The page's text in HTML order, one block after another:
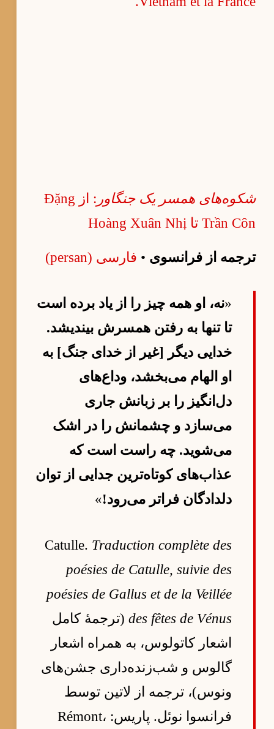
شکوه‌های همسر یک جنگاور
: از Đặng
Trần Côn تا Hoàng Xuân Nhị
ترجمه از فرانسوی • فارسی (persan)
«نه، او همه چیز را از یاد برده است
تا تنها به رفتن همسرش بیندیشد.
خدایی دیگر [غیر از خدای جنگ] به
او الهام می‌بخشد، وداع‌های
دل‌انگیز را بر زبانش جاری
می‌سازد و چشمانش را در اشک
می‌شوید. چه راست است که
عذاب‌های کوتاه‌ترین جدایی از توان
دلدادگان فراتر می‌رود!»
Catulle. Traduction complète des
poésies de Catulle, suivie des
poésies de Gallus et de la Veillée
des fêtes de Vénus(ترجمهٔ کامل
اشعار کاتولوس، به همراه اشعار
گالوس و شب‌زنده‌داری جشن‌های
ونوس)، ترجمه از لاتین توسط
فرانسوا نوئل. پاریس: Rémont،